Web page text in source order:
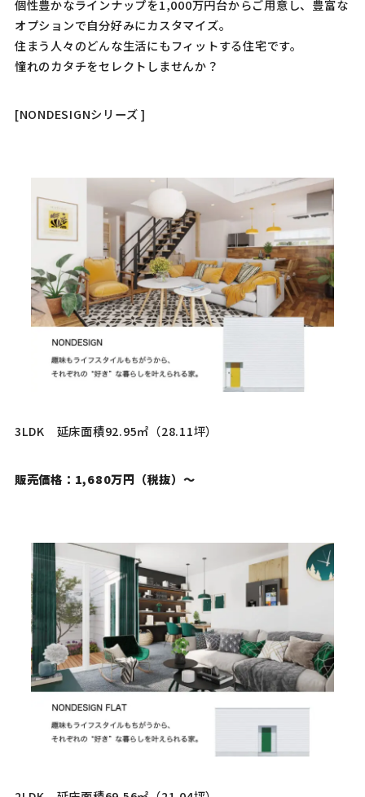
個性豊かなラインナップを1,000万円台からご用意し、豊富な
オプションで自分好みにカスタマイズ。
住まう人々のどんな生活にもフィットする住宅です。
憧れのカタチをセレクトしませんか？
[NONDESIGNシリーズ ]
3LDK 延床面積92.95㎡（28.11坪）
販売価格：1,680万円（税抜）〜